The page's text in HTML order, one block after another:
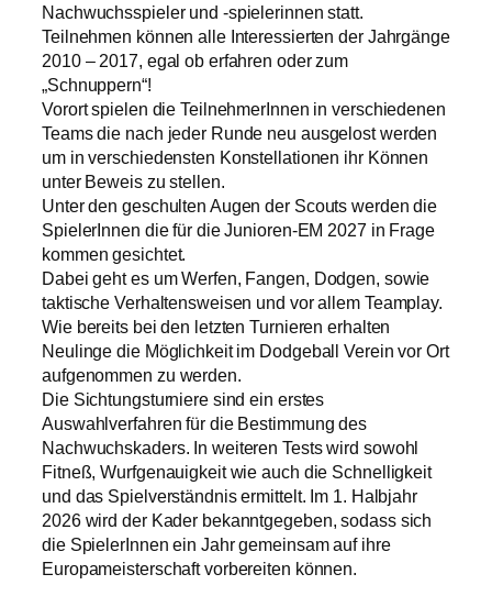
Nachwuchsspieler und -spielerinnen statt.
Teilnehmen können alle Interessierten der Jahrgänge
2010 – 2017, egal ob erfahren oder zum
„Schnuppern“!
Vorort spielen die TeilnehmerInnen in verschiedenen
Teams die nach jeder Runde neu ausgelost werden
um in verschiedensten Konstellationen ihr Können
unter Beweis zu stellen.
Unter den geschulten Augen der Scouts werden die
SpielerInnen die für die Junioren-EM 2027 in Frage
kommen gesichtet.
Dabei geht es um Werfen, Fangen, Dodgen, sowie
taktische Verhaltensweisen und vor allem Teamplay.
Wie bereits bei den letzten Turnieren erhalten
Neulinge die Möglichkeit im Dodgeball Verein vor Ort
aufgenommen zu werden.
Die Sichtungsturniere sind ein erstes
Auswahlverfahren für die Bestimmung des
Nachwuchskaders. In weiteren Tests wird sowohl
Fitneß, Wurfgenauigkeit wie auch die Schnelligkeit
und das Spielverständnis ermittelt. Im 1. Halbjahr
2026 wird der Kader bekanntgegeben, sodass sich
die SpielerInnen ein Jahr gemeinsam auf ihre
Europameisterschaft vorbereiten können.